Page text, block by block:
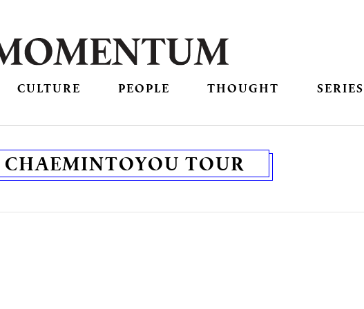
CULTURE PEOPLE THOUGHT SERIES
CHAEMINTOYOU TOUR